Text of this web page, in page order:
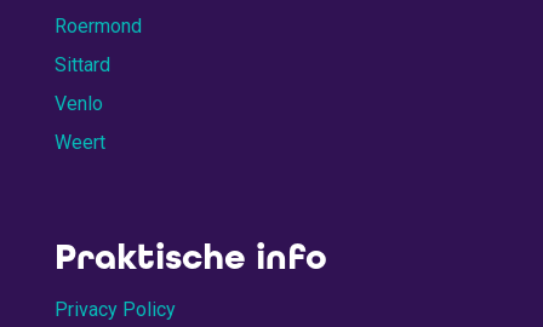
Roermond
Sittard
Venlo
Weert
Praktische info
Privacy Policy